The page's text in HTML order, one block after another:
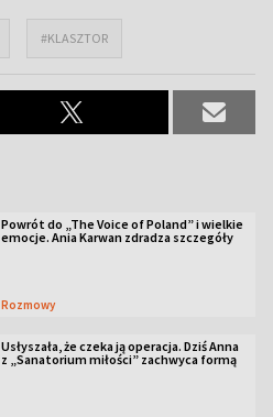
#KLASZTOR
Powrót do „The Voice of Poland” i wielkie
emocje. Ania Karwan zdradza szczegóły
Rozmowy
Usłyszała, że czeka ją operacja. Dziś Anna
z „Sanatorium miłości” zachwyca formą